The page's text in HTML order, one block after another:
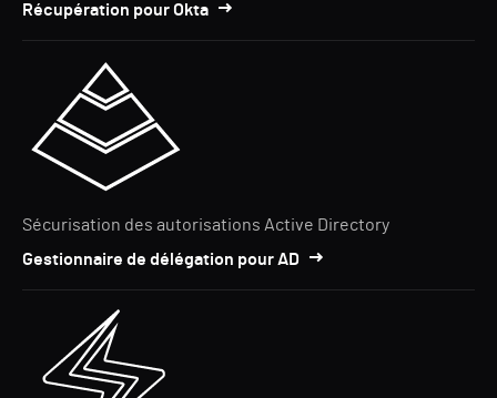
Récupération pour Okta
Sécurisation des autorisations Active Directory
Gestionnaire de délégation pour AD